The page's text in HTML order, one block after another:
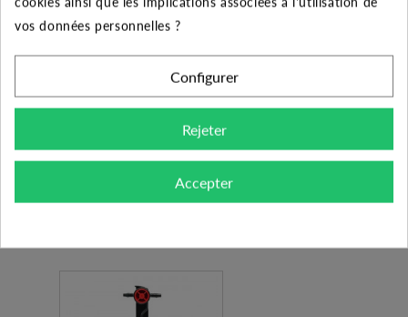
Goutteur sur pique
OTTIMA 360° PC 30
Ajouter au panier
vos données personnelles ?
Configurer
Rejeter
Accepter